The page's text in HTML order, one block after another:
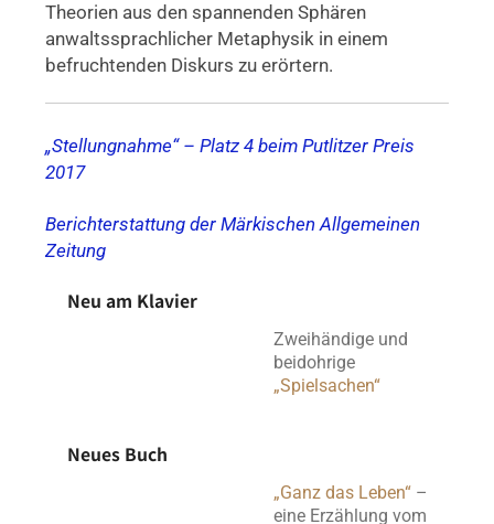
Theorien aus den spannenden Sphären
anwaltssprachlicher Metaphysik in einem
befruchtenden Diskurs zu erörtern.
„Stellungnahme“ – Platz 4 beim Putlitzer Preis
2017
Berichterstattung der Märkischen Allgemeinen
Zeitung
Neu am Klavier
Zwei­hän­dige und
beid­oh­rige
„Spielsachen“
Neues Buch
„Ganz das Leben“–
eine Erzählung vom